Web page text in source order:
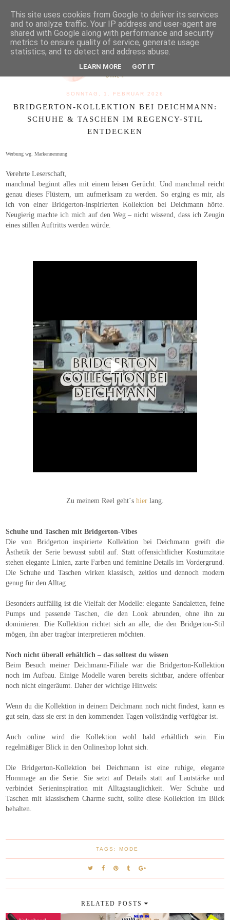
MENU
SONNTAG, 1. FEBRUAR 2026
BRIDGERTON-KOLLEKTION BEI DEICHMANN:
SCHUHE & TASCHEN IM REGENCY-STIL
ENTDECKEN
Werbung wg. Markennennung
Verehrte Leserschaft,
manchmal beginnt alles mit einem leisen Gerücht. Und manchmal reicht
genau dieses Flüstern, um aufmerksam zu werden. So erging es mir, als
ich von einer Bridgerton-inspirierten Kollektion bei Deichmann hörte.
Neugierig machte ich mich auf den Weg – nicht wissend, dass ich Zeugin
eines stillen Auftritts werden würde.
Zu meinem Reel geht´s hier lang.
Schuhe und Taschen mit Bridgerton-Vibes
Die von Bridgerton inspirierte Kollektion bei Deichmann greift die
Ästhetik der Serie bewusst subtil auf. Statt offensichtlicher Kostümzitate
stehen elegante Linien, zarte Farben und feminine Details im Vordergrund.
Die Schuhe und Taschen wirken klassisch, zeitlos und dennoch modern
genug für den Alltag.
Besonders auffällig ist die Vielfalt der Modelle: elegante Sandaletten, feine
Pumps und passende Taschen, die den Look abrunden, ohne ihn zu
dominieren. Die Kollektion richtet sich an alle, die den Bridgerton-Stil
mögen, ihn aber tragbar interpretieren möchten.
Noch nicht überall erhältlich – das solltest du wissen
Beim Besuch meiner Deichmann-Filiale war die Bridgerton-Kollektion
noch im Aufbau. Einige Modelle waren bereits sichtbar, andere offenbar
noch nicht eingeräumt. Daher der wichtige Hinweis:
Wenn du die Kollektion in deinem Deichmann noch nicht findest, kann es
gut sein, dass sie erst in den kommenden Tagen vollständig verfügbar ist.
Auch online wird die Kollektion wohl bald erhältlich sein. Ein
regelmäßiger Blick in den Onlineshop lohnt sich.
Die Bridgerton-Kollektion bei Deichmann ist eine ruhige, elegante
Hommage an die Serie. Sie setzt auf Details statt auf Lautstärke und
verbindet Serieninspiration mit Alltagstauglichkeit. Wer Schuhe und
Taschen mit klassischem Charme sucht, sollte diese Kollektion im Blick
behalten.
TAGS: MODE
RELATED POSTS
This site uses cookies from Google to deliver its services
and to analyze traffic. Your IP address and user-agent are
shared with Google along with performance and security
metrics to ensure quality of service, generate usage
statistics, and to detect and address abuse.
LEARN MORE GOT IT